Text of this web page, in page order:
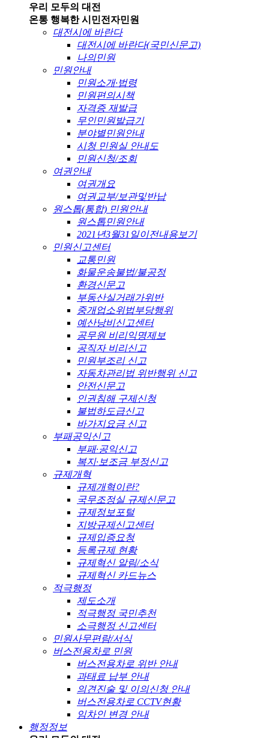
우리 모두의 대전
온통 행복한 시민전자민원
대전시에 바란다
대전시에 바란다(국민신문고)
나의민원
민원안내
민원소개·법령
민원편의시책
자격증 재발급
무인민원발급기
분야별민원안내
시청 민원실 안내도
민원신청/조회
여권안내
여권개요
여권교부/보관및반납
원스톱(통합) 민원안내
원스톱민원안내
2021년3월31일이전내용보기
민원신고센터
교통민원
화물운송불법/불공정
환경신문고
부동산실거래가위반
중개업소위법부당행위
예산낭비신고센터
공무원 비리익명제보
공직자 비리신고
민원부조리 신고
자동차관리법 위반행위 신고
안전신문고
인권침해 구제신청
불법하도급신고
바가지요금 신고
부패공익신고
부패·공익신고
복지·보조금 부정신고
규제개혁
규제개혁이란?
국무조정실 규제신문고
규제정보포털
지방규제신고센터
규제입증요청
등록규제 현황
규제혁신 알림/소식
규제혁신 카드뉴스
적극행정
제도소개
적극행정 국민추천
소극행정 신고센터
민원사무편람/서식
버스전용차로 민원
버스전용차로 위반 안내
과태료 납부 안내
의견진술 및 이의신청 안내
버스전용차로 CCTV현황
임차인 변경 안내
행정정보